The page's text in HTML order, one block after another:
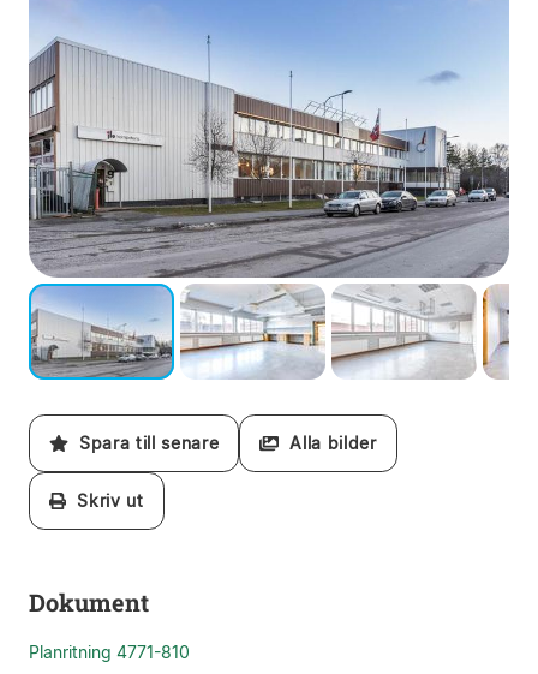
Spara till senare Alla bilder
Skriv ut
Dokument
Planritning 4771-810